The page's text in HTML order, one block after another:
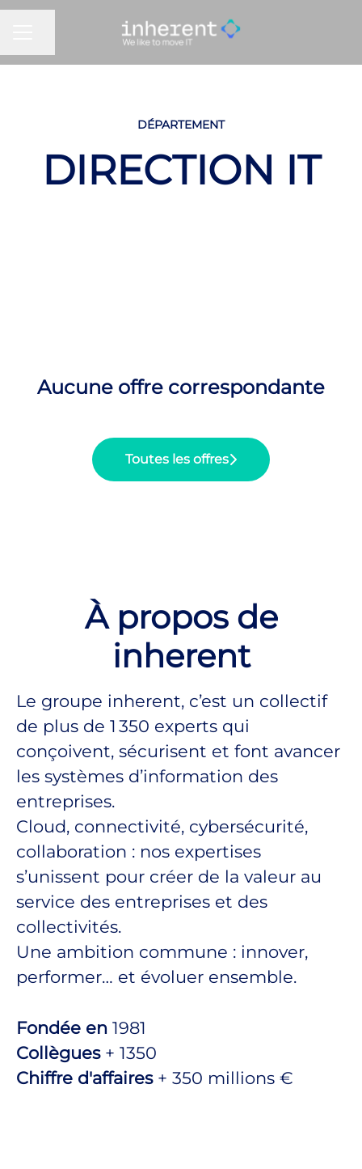
Partager la page
DÉPARTEMENT
DIRECTION IT
Aucune offre correspondante
Toutes les offres
À propos de
inherent
Le groupe inherent, c’est un collectif
de plus de 1 350 experts qui
conçoivent, sécurisent et font avancer
les systèmes d’information des
entreprises.
Cloud, connectivité, cybersécurité,
collaboration : nos expertises
s’unissent pour créer de la valeur au
service des entreprises et des
collectivités.
Une ambition commune : innover,
performer… et évoluer ensemble.
Fondée en 1981
Collègues + 1350
Chiffre d'affaires + 350 millions €